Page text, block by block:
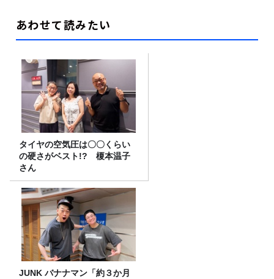
あわせて読みたい
タイヤの空気圧は〇〇くらい
の硬さがベスト!? 榎本温子
さん
JUNK バナナマン「約３か月